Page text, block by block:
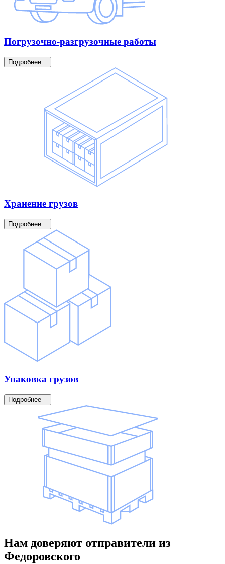
Погрузочно-разгрузочные работы
Подробнее
Хранение грузов
Подробнее
Упаковка грузов
Подробнее
Нам доверяют отправители из
Федоровского